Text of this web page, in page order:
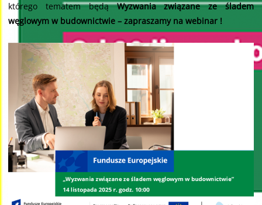
którego tematem będąWyzwania związane ze śladem
węglowym w budownictwie – zapraszamy na webinar !